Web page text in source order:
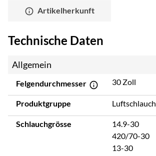
Artikelherkunft
Technische Daten
Allgemein
Felgendurchmesser 30 Zoll
Produktgruppe Luftschlauch
Schlauchgrösse
14.9-30
420/70-30
13-30